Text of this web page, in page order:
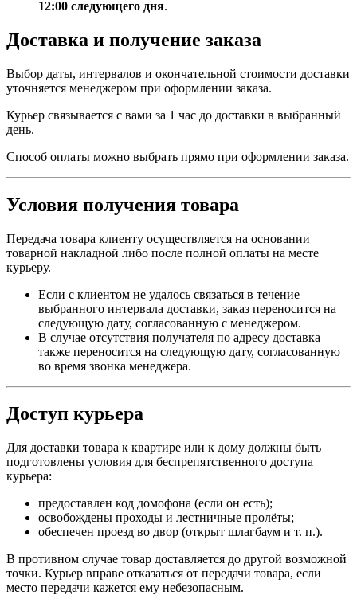
12:00 следующего дня.
Доставка и получение заказа
Выбор даты, интервалов и окончательной стоимости доставки
уточняется менеджером при оформлении заказа.
Курьер связывается с вами за 1 час до доставки в выбранный
день.
Способ оплаты можно выбрать прямо при оформлении заказа.
Условия получения товара
Передача товара клиенту осуществляется на основании
товарной накладной либо после полной оплаты на месте
курьеру.
Если с клиентом не удалось связаться в течение
выбранного интервала доставки, заказ переносится на
следующую дату, согласованную с менеджером.
В случае отсутствия получателя по адресу доставка
также переносится на следующую дату, согласованную
во время звонка менеджера.
Доступ курьера
Для доставки товара к квартире или к дому должны быть
подготовлены условия для беспрепятственного доступа
курьера:
предоставлен код домофона (если он есть);
освобождены проходы и лестничные пролёты;
обеспечен проезд во двор (открыт шлагбаум и т. п.).
В противном случае товар доставляется до другой возможной
точки. Курьер вправе отказаться от передачи товара, если
место передачи кажется ему небезопасным.